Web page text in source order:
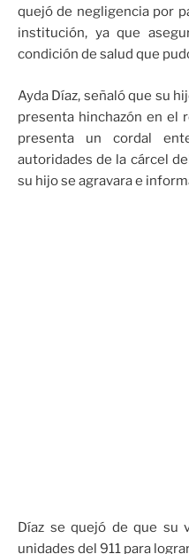
quejó de negligencia por
institución, ya que
condición de salud que
Ayda Díaz, señaló que su
presenta hinchazón en el
presenta un cordal
autoridades de la cárcel
su hijo se agravara e
Díaz se quejó de que su
unidades del 911 para